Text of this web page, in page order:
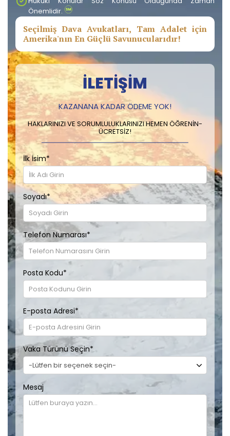
Önemlidir.
Seçilmiş Dava Avukatları, Tam Adalet için
Amerika'nın En Güçlü Savunucularıdır!
İLETIŞIM
KAZANANA KADAR ÖDEME YOK!
HAKLARINIZI VE SORUMLULUKLARINIZI HEMEN ÖĞRENIN-
ÜCRETSIZ!
İlk İsim*
Soyadı*
Telefon Numarası*
Posta Kodu*
E-posta Adresi*
Vaka Türünü Seçin*
Mesaj